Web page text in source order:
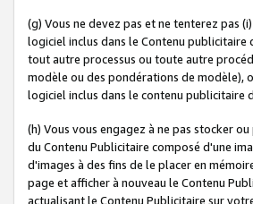
(g) Vous ne devez pas et ne tenterez pas
logiciel inclus dans le Contenu publicitaire
tout autre processus ou toute autre
modèle ou des pondérations de modèle),
logiciel inclus dans le contenu publicitaire
(h) Vous vous engagez à ne pas stocker
du Contenu Publicitaire composé d'une
d'images à des fins de le placer en
page et afficher à nouveau le Contenu
actualisant le Contenu Publicitaire sur